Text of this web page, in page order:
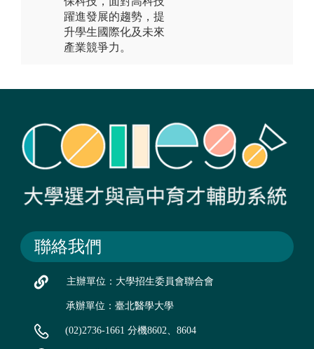
躍進發展的趨勢，提
升學生國際化及未來
產業競爭力。
聯絡我們
主辦單位：大學招生委員會聯合會
承辦單位：臺北醫學大學
(02)2736-1661 分機8602、8604